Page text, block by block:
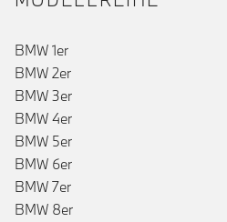
BMW 1er
BMW 2er
BMW 3er
BMW 4er
BMW 5er
BMW 6er
BMW 7er
BMW 8er